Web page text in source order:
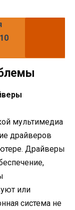
мультимедиа
драйверов
Драйверы
или
система не